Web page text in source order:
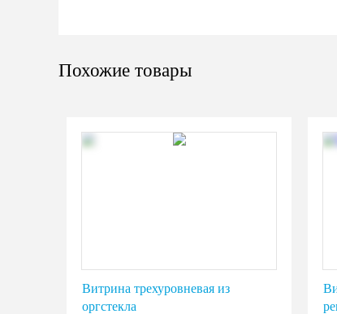
Похожие товары
Витрина трехуровневая из
оргстекла